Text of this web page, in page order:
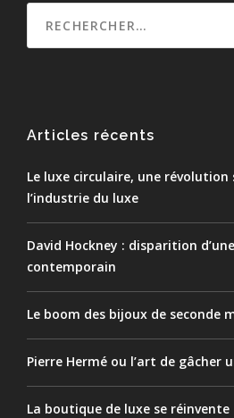
Articles récents
Le luxe circulaire, une
l’industrie du luxe
David Hockney : disparition
contemporain
Le boom des bijoux de seconde
Pierre Hermé ou l’art de gâcher
La boutique de luxe se réinvente